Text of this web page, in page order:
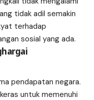
tidak adil semakin
terhadap
sosial yang ada.
pendapatan negara.
untuk memenuhi